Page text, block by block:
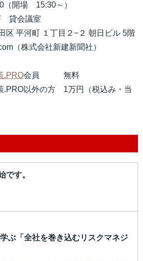
場 15:30～）
貸会議室
河町 １丁目２−２ 朝日ビル 5階
（株式会社新建新聞社）
.PRO会員 無料
外の方 1万円（税込み・当
です。
ぶ「全社を巻き込むリスクマネジ